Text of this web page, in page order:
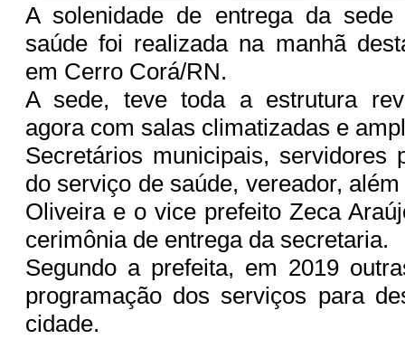
A solenidade de entrega da
saúde foi realizada na manhã
em Cerro Corá/RN.
A sede, teve toda a estrutura
agora com salas climatizadas e
Secretários municipais, servidores
do serviço de saúde, vereador,
Oliveira e o vice prefeito Zeca
cerimônia de entrega da secretaria.
Segundo a prefeita, em 2019
programação dos serviços para
cidade.